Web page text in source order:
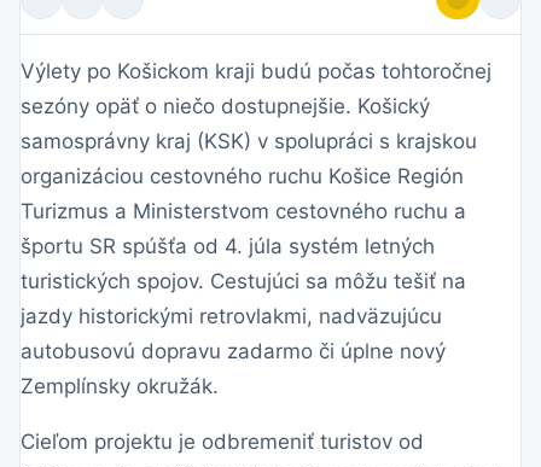
Výlety po Košickom kraji budú počas tohtoročnej
sezóny opäť o niečo dostupnejšie. Košický
samosprávny kraj (KSK) v spolupráci s krajskou
organizáciou cestovného ruchu Košice Región
Turizmus a Ministerstvom cestovného ruchu a
športu SR spúšťa od 4. júla systém letných
turistických spojov. Cestujúci sa môžu tešiť na
jazdy historickými retrovlakmi, nadväzujúcu
autobusovú dopravu zadarmo či úplne nový
Zemplínsky okružák.
Cieľom projektu je odbremeniť turistov od